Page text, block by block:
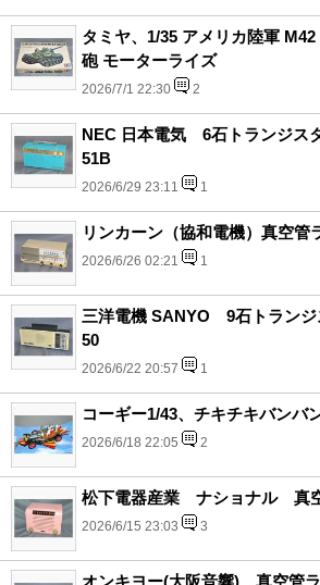
タミヤ、1/35 アメリカ陸軍
砲 モーターライズ
2026/7/1 22:30 2
NEC 日本電気 6石トランジス
51B
2026/6/29 23:11 1
リンカーン（協和電機）真空管
2026/6/26 02:21 1
三洋電機 SANYO 9石トランジ
50
2026/6/22 20:57 1
コーギー1/43、チキチキバンバ
2026/6/18 22:05 2
松下電器産業 ナショナル 真
2026/6/15 23:03 3
オンキヨー(大阪音響)、真空管